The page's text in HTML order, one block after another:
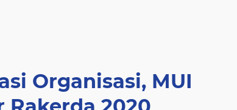
Organisasi, MUI